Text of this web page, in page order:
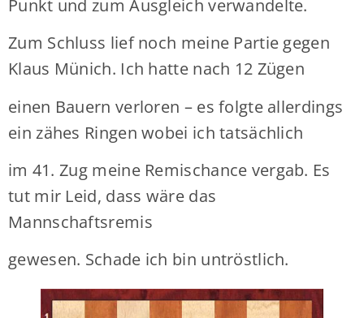
Punkt und zum Ausgleich verwandelte.
Zum Schluss lief noch meine Partie gegen
Klaus Münich. Ich hatte nach 12 Zügen
einen Bauern verloren – es folgte allerdings
ein zähes Ringen wobei ich tatsächlich
im 41. Zug meine Remischance vergab. Es
tut mir Leid, dass wäre das
Mannschaftsremis
gewesen. Schade ich bin untröstlich.